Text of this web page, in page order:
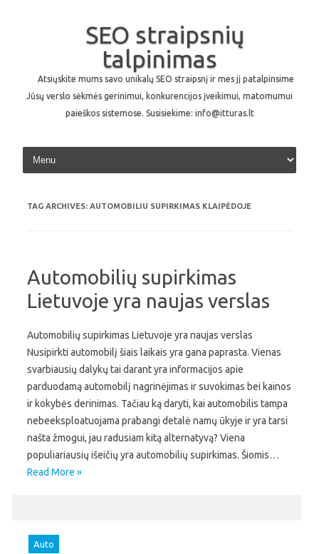
SEO straipsnių
talpinimas
Atsiųskite mums savo unikalų SEO straipsnį ir mes jį patalpinsime
Jūsų verslo sėkmės gerinimui, konkurencijos įveikimui, matomumui
paieškos sistemose. Susisiekime: info@itturas.lt
Skip to content
TAG ARCHIVES: AUTOMOBILIU SUPIRKIMAS KLAIPĖDOJE
Automobilių supirkimas
Lietuvoje yra naujas verslas
Automobilių supirkimas Lietuvoje yra naujas verslas
Nusipirkti automobilį šiais laikais yra gana paprasta. Vienas
svarbiausių dalykų tai darant yra informacijos apie
parduodamą automobilį nagrinėjimas ir suvokimas bei kainos
ir kokybės derinimas. Tačiau ką daryti, kai automobilis tampa
nebeeksploatuojama prabangi detalė namų ūkyje ir yra tarsi
našta žmogui, jau radusiam kitą alternatyvą? Viena
populiariausių išeičių yra automobilių supirkimas. Šiomis…
Read More »
Auto